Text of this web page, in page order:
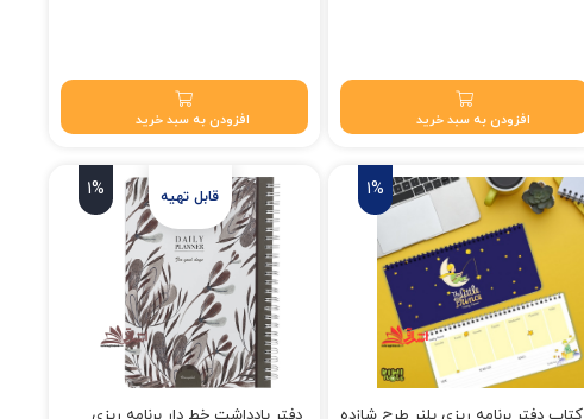
افزودن به سبد خرید افزودن به سبد خرید
1%
1%